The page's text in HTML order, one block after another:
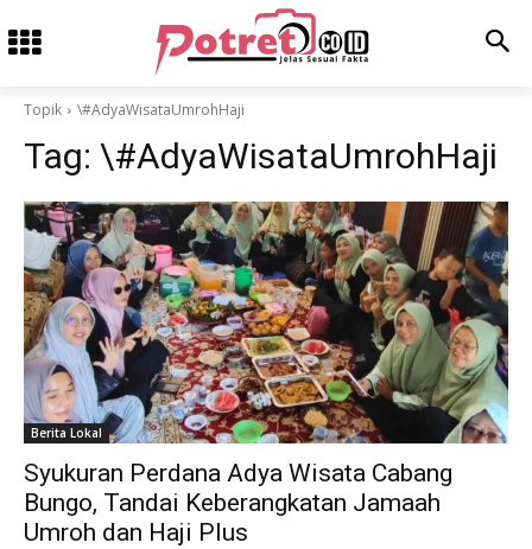
Topik \#AdyaWisataUmrohHaji
Tag: \#AdyaWisataUmrohHaji
Berita Lokal
Syukuran Perdana Adya Wisata Cabang
Bungo, Tandai Keberangkatan Jamaah
Umroh dan Haji Plus